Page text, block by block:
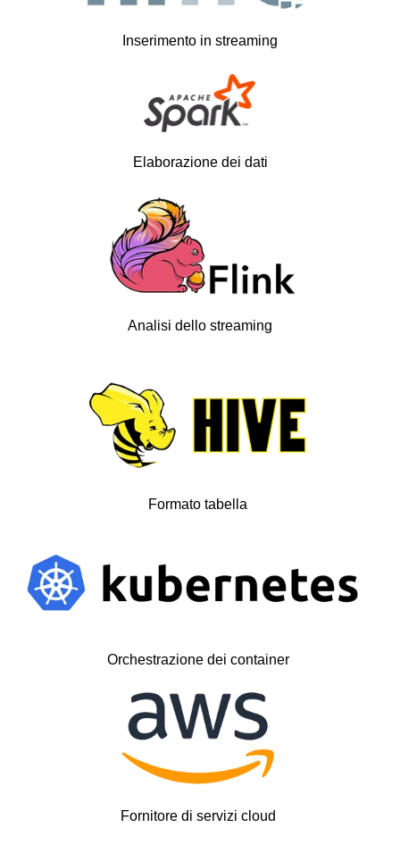
Inserimento in streaming
Elaborazione dei dati
Analisi dello streaming
Formato tabella
Orchestrazione dei container
Fornitore di servizi cloud